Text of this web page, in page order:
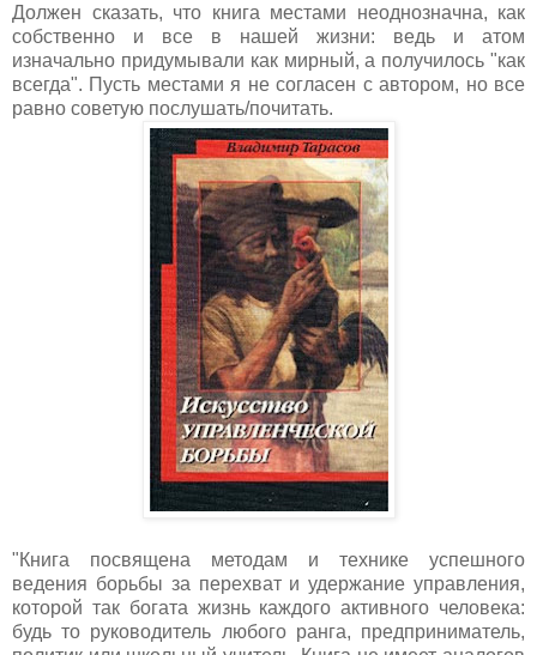
Должен сказать, что книга местами неоднозначна, как
собственно и все в нашей жизни: ведь и атом
изначально придумывали как мирный, а получилось "как
всегда". Пусть местами я не согласен с автором, но все
равно советую послушать/почитать.
"Книга посвящена методам и технике успешного
ведения борьбы за перехват и удержание управления,
которой так богата жизнь каждого активного человека:
будь то руководитель любого ранга, предприниматель,